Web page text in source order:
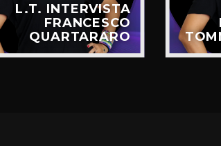
L.T. INTERVISTA
FRANCESCO
QUARTARARO